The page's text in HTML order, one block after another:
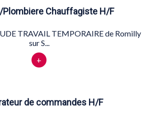
Plombiere Chauffagiste H/F
TRAVAIL TEMPORAIRE de Romilly
sur S...
+
de commandes H/F